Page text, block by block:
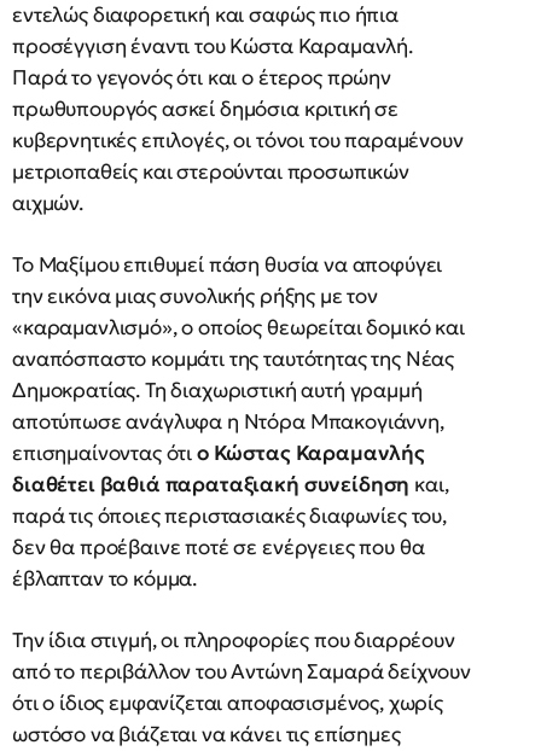
εντελώς διαφορετική και σαφώς πιο ήπια
προσέγγιση έναντι του Κώστα Καραμανλή.
Παρά το γεγονός ότι και ο έτερος πρώην
πρωθυπουργός ασκεί δημόσια κριτική σε
κυβερνητικές επιλογές, οι τόνοι του παραμένουν
μετριοπαθείς και στερούνται προσωπικών
αιχμών.
Το Μαξίμου επιθυμεί πάση θυσία να αποφύγει
την εικόνα μιας συνολικής ρήξης με τον
«καραμανλισμό», ο οποίος θεωρείται δομικό και
αναπόσπαστο κομμάτι της ταυτότητας της Νέας
Δημοκρατίας. Τη διαχωριστική αυτή γραμμή
αποτύπωσε ανάγλυφα η Ντόρα Μπακογιάννη,
επισημαίνοντας ότιο Κώστας Καραμανλής
διαθέτει βαθιά παραταξιακή συνείδηση και,
παρά τις όποιες περιστασιακές διαφωνίες του,
δεν θα προέβαινε ποτέ σε ενέργειες που θα
έβλαπταν το κόμμα.
Την ίδια στιγμή, οι πληροφορίες που διαρρέουν
από το περιβάλλον του Αντώνη Σαμαρά δείχνουν
ότι ο ίδιος εμφανίζεται αποφασισμένος, χωρίς
ωστόσο να βιάζεται να κάνει τις επίσημες